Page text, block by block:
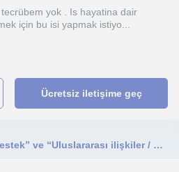
yok . Is hayatina dair
için bu isi yapmak istiyo...
Ücretsiz iletişime geç
İlkokul-Ortaokul Türkçe destek” ve “Uluslararası ilişkiler / hukuk akademik destek” TYT AYT, Türkçe,Tarih